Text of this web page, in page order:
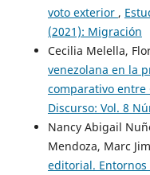
voto exterior ,
(2021): Migración
Cecilia Melella,
venezolana en la
comparativo entre
Discurso: Vol. 8
Nancy Abigail
Mendoza, Marc
editorial.